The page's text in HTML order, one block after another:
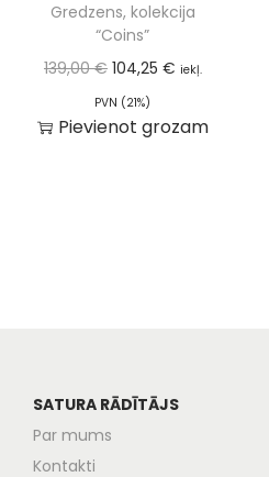
Gredzens, kolekcija
“Coins”
139,00€ 104,25 € iekļ.
PVN (21%)
Pievienot grozam
SATURA RĀDĪTĀJS
Par mums
Kontakti